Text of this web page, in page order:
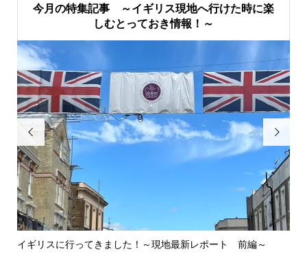
今月の特集記事 ～イギリス現地へ行けた時に楽
しむとっておき情報！～

イギリスに行ってきました！～現地最新レポート 前編～
